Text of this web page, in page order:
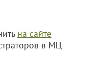
на сайте
в МЦ